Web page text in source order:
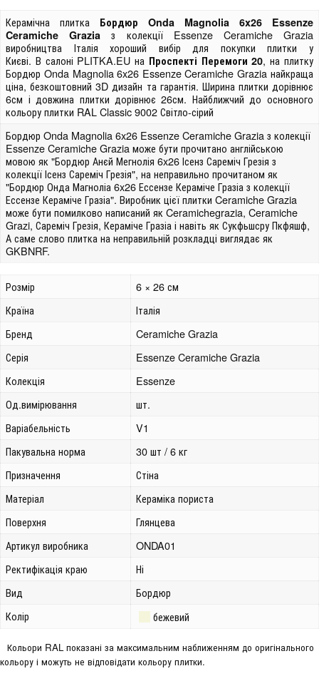
Керамічна плитка Бордюр Onda Magnolia 6x26 Essenze
Ceramiche Grazia з колекції Essenze Ceramiche Grazia
виробництва Італія хороший вибір для покупки плитки у
Києві. В салоні PLITKA.EU на Проспекті Перемоги 20, на плитку
Бордюр Onda Magnolia 6x26 Essenze Ceramiche Grazia найкраща
ціна, безкоштовний 3D дизайн та гарантія. Ширина плитки дорівнює
6см і довжина плитки дорівнює 26см. Найближчий до основного
кольору плитки RAL Classic 9002 Світло-сірий
Бордюр Onda Magnolia 6x26 Essenze Ceramiche Grazia з колекції
Essenze Ceramiche Grazia може бути прочитано англійською
мовою як "Бордюр Анєй Мегнолія 6x26 Ісенз Сареміч Грезія з
колекції Ісенз Сареміч Грезія", на неправильно прочитаном як
"Бордюр Онда Магноліа 6x26 Ессензе Кераміче Гразіа з колекції
Ессензе Кераміче Гразіа". Виробник цієї плитки Ceramiche Grazia
може бути помилково написаний як Ceramichegrazia, Ceramiche
Grazi, Сареміч Грезія, Кераміче Гразіа і навіть як Сукфьшсру Пкфяшф,
А саме слово плитка на неправильній розкладці виглядає як
GKBNRF.
Розмір
6 × 26 см
Країна
Італія
Бренд
Ceramiche Grazia
Серія
Essenze Ceramiche Grazia
Колекція
Essenze
Од.вимірювання
шт.
Варіабельність
V1
Пакувальна норма
30 шт / 6 кг
Призначення
Стіна
Матеріал
Кераміка пориста
Поверхня
Глянцева
Артикул виробника
ONDA01
Ректифікація краю
Ні
Вид
Бордюр
Колір
бежевий
Кольори RAL показані за максимальним наближенням до оригінального
кольору і можуть не відповідати кольору плитки.